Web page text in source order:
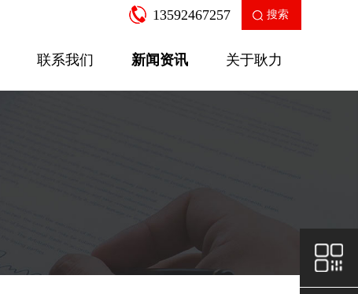
13592467257 搜索
联系我们 新闻资讯 关于耿力
SGW-12A多功能数控弯箍机 针梁式
查看